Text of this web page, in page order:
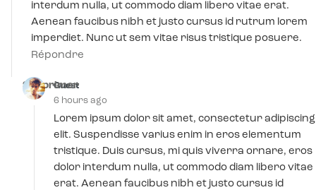
interdum nulla, ut commodo diam libero vitae erat.
Aenean faucibus nibh et justo cursus id rutrum lorem
imperdiet. Nunc ut sem vitae risus tristique posuere.
Répondre
Guest
6 hours ago
Supprimer
Lorem ipsum dolor sit amet, consectetur adipiscing
elit. Suspendisse varius enim in eros elementum
tristique. Duis cursus, mi quis viverra ornare, eros
dolor interdum nulla, ut commodo diam libero vitae
erat. Aenean faucibus nibh et justo cursus id